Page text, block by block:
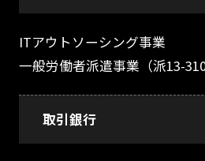
ITアウトソーシング事業
一般労働者派遣事業（派13-
取引銀行